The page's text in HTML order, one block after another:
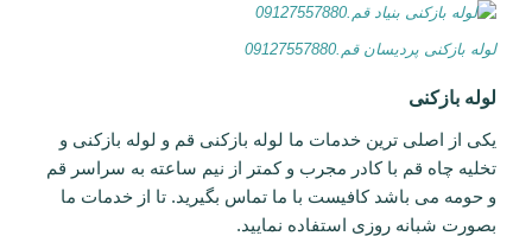
لوله بازکنی پردیسان قم.09127557880
لوله بازکنی
یکی از اصلی ترین خدمات ما لوله بازکنی قم و لوله بازکنی و
تخلیه چاه قم با کادر مجرب و کمتر از نیم ساعته به سراسر قم
و حومه می باشد کافیست با ما تماس بگیرید. تا از خدمات ما
بصورت شبانه روزی استفاده نمایید.